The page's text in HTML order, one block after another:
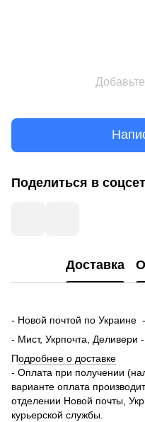
Поделиться в
Доставка
- Новой почтой по Украине -
- Мист, Укрпочта, Деливери -
Подробнее о доставке
- Оплата при получении
варианте оплата
отделении Новой почты,
курьерской службы.